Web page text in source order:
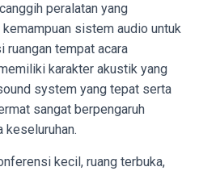
peralatan yang
sistem audio untuk
tempat acara
karakter akustik yang
system yang tepat serta
sangat berpengaruh
keseluruhan.
kecil, ruang terbuka,